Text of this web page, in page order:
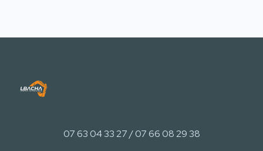
07 63 04 33 27 / 07 66 08 29 38